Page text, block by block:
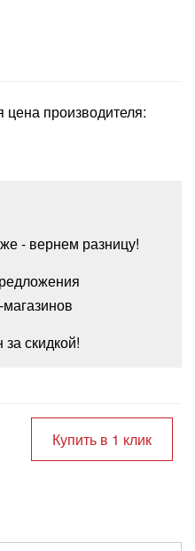
производителя:
- вернем разницу!
скидкой!
Купить в 1 клик